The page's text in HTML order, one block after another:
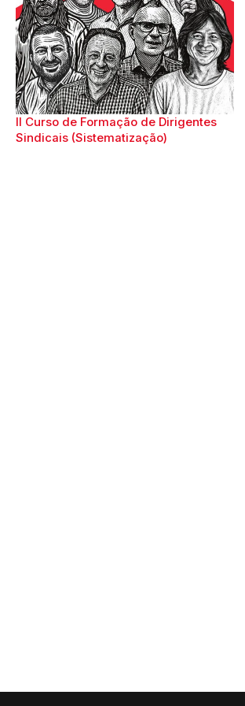
II Curso de Formação de Dirigentes
Sindicais (Sistematização)